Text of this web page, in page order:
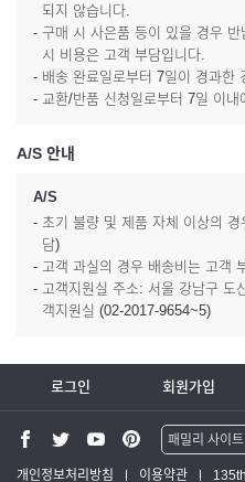
되지 않습니다.
- 구매 시 사은품 등이 있을 경우
시 비용은 고객 부담입니다.
- 배송 완료일로부터 7일이 경과한
- 교환/반품 신청일로부터 7일 이
A/S 안내
A/S
- 초기 불량 및 제품 자체 이상의
담)
- 고객 과실의 경우 배송비는 고객
- 고객지원실 주소: 서울 강남구 도
객지원실 (02-2017-9654~5)
로그인 회원가입
패밀리 사이트
워터맨 쇼핑몰
개인정보처리방침 이용약관